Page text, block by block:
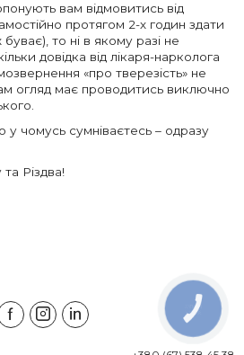
вам відмовитись від
протягом 2-х годин здати
то ні в якому разі не
довідка від лікаря-нарколога
«про тверезість» не
огляд має проводитись виключно
у чомусь сумніваєтесь – одразу
Різдва!
КНОПКА
ЗВ'ЯЗКУ